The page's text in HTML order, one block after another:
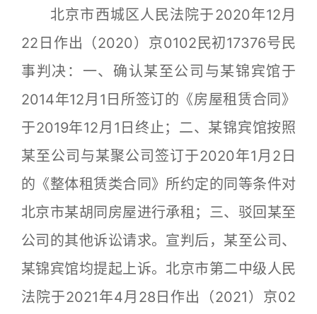
北京市西城区人民法院于2020年12月
22日作出（2020）京0102民初17376号民
事判决：一、确认某至公司与某锦宾馆于
2014年12月1日所签订的《房屋租赁合同》
于2019年12月1日终止；二、某锦宾馆按照
某至公司与某聚公司签订于2020年1月2日
的《整体租赁类合同》所约定的同等条件对
北京市某胡同房屋进行承租；三、驳回某至
公司的其他诉讼请求。宣判后，某至公司、
某锦宾馆均提起上诉。北京市第二中级人民
法院于2021年4月28日作出（2021）京02